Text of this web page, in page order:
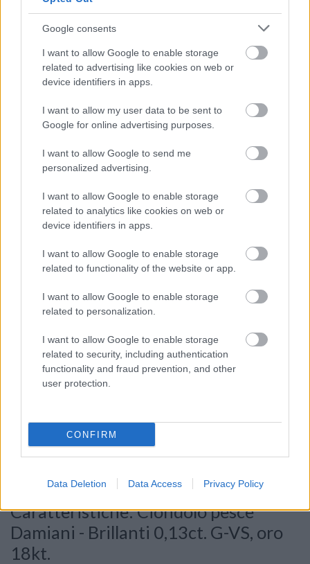
Google consents
I want to allow Google to enable storage
related to advertising like cookies on web or
device identifiers in apps.
I want to allow my user data to be sent to
Google for online advertising purposes.
I want to allow Google to send me
personalized advertising.
I want to allow Google to enable storage
related to analytics like cookies on web or
device identifiers in apps.
I want to allow Google to enable storage
related to functionality of the website or app.
I want to allow Google to enable storage
related to personalization.
I want to allow Google to enable storage
related to security, including authentication
functionality and fraud prevention, and other
user protection.
CONFIRM
Data Deletion Data Access Privacy Policy
videochiamata:
Cognome e Nome *
Numero di telefono
*
La tua richiesta *
Consenso al
personali *
Caratteristiche: Ciondolo pesce
Damiani - Brillanti 0,13ct. G-VS, oro
18kt.